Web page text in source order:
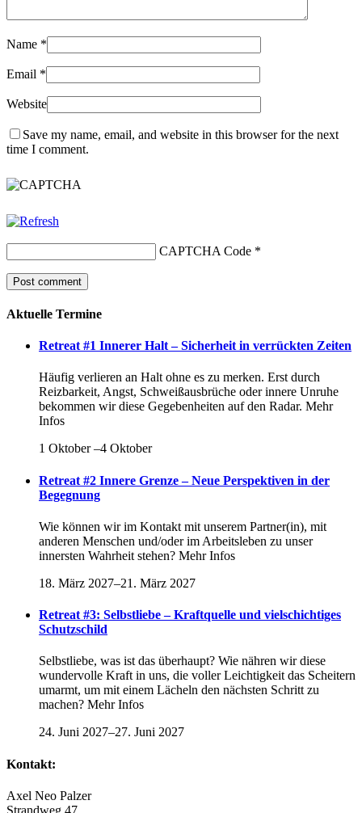
Name *
Email *
Website
Save my name, email, and website in this browser for the next
time I comment.
CAPTCHA Code *
Aktuelle Termine
Retreat #1 Innerer Halt – Sicherheit in verrückten Zeiten
Häufig verlieren an Halt ohne es zu merken. Erst durch
Reizbarkeit, Angst, Schweißausbrüche oder innere Unruhe
bekommen wir diese Gegebenheiten auf den Radar. Mehr
Infos
1 Oktober–4 Oktober
Retreat #2 Innere Grenze – Neue Perspektiven in der
Begegnung
Wie können wir im Kontakt mit unserem Partner(in), mit
anderen Menschen und/oder im Arbeitsleben zu unser
innersten Wahrheit stehen? Mehr Infos
18. März 2027–21. März 2027
Retreat #3: Selbstliebe – Kraftquelle und vielschichtiges
Schutzschild
Selbstliebe, was ist das überhaupt? Wie nähren wir diese
wundervolle Kraft in uns, die voller Leichtigkeit das Scheitern
umarmt, um mit einem Lächeln den nächsten Schritt zu
machen? Mehr Infos
24. Juni 2027–27. Juni 2027
Kontakt:
Axel Neo Palzer
Strandweg 47